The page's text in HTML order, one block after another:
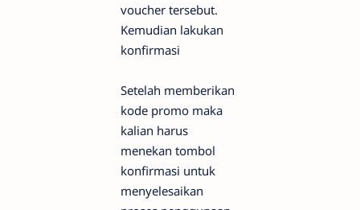
voucher tersebut.
Kemudian lakukan
konfirmasi
Setelah memberikan
kode promo maka
kalian harus
menekan tombol
konfirmasi untuk
menyelesaikan